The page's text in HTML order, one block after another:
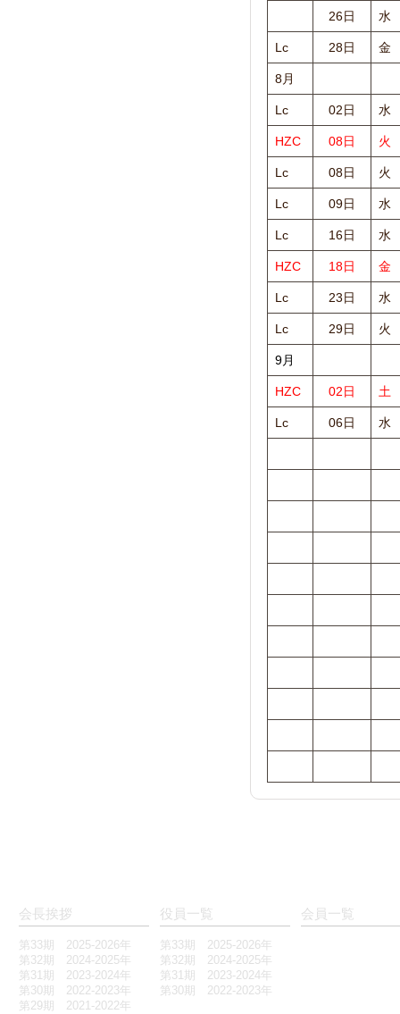
26日 水
Lc 28日 金
8月
Lc 02日 水
HZC 08日 火
Lc 08日 火
Lc 09日 水
Lc 16日 水
HZC 18日 金
Lc 23日 水
Lc 29日 火
9月
HZC 02日 土
Lc 06日 水
会長挨拶
第33期 2025-2026年
第32期 2024-2025年
第31期 2023-2024年
第30期 2022-2023年
第29期 2021-2022年
役員一覧
第33期 2025-2026年
第32期 2024-2025年
第31期 2023-2024年
第30期 2022-2023年
会員一覧